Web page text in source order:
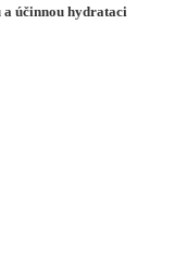
účinnou hydrataci